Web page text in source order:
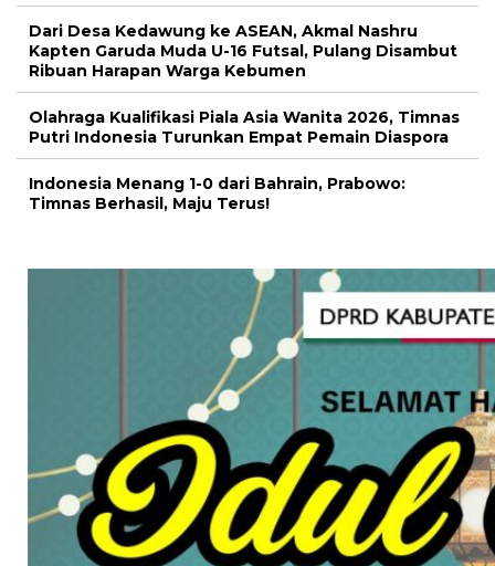
Dari Desa Kedawung ke ASEAN, Akmal Nashru
Kapten Garuda Muda U-16 Futsal, Pulang Disambut
Ribuan Harapan Warga Kebumen
Olahraga Kualifikasi Piala Asia Wanita 2026, Timnas
Putri Indonesia Turunkan Empat Pemain Diaspora
Indonesia Menang 1-0 dari Bahrain, Prabowo:
Timnas Berhasil, Maju Terus!